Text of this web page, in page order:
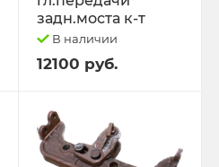
задн.моста к-т
В наличии
12100 руб.